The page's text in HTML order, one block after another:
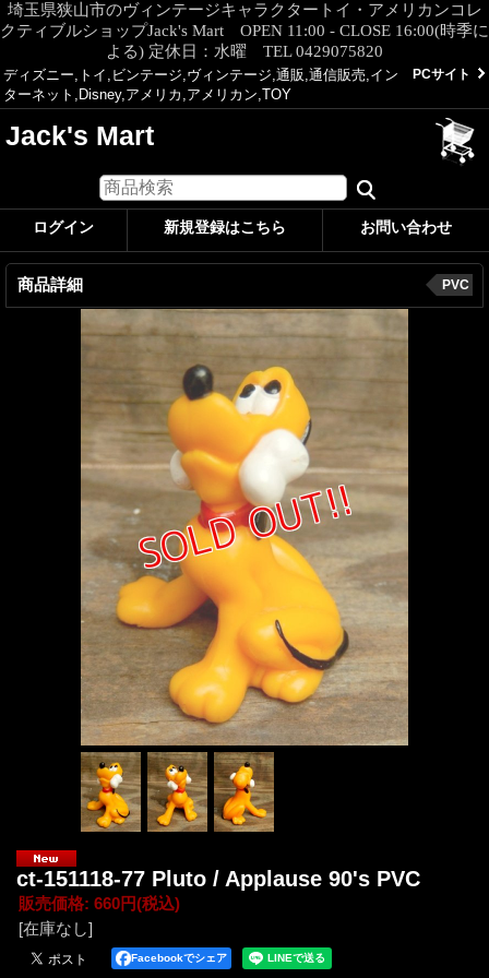
埼玉県狭山市のヴィンテージキャラクタートイ・アメリカンコレ
クティブルショップJack's Mart OPEN 11:00 - CLOSE 16:00(時季に
よる) 定休日：水曜 TEL 0429075820
ディズニー,トイ,ビンテージ,ヴィンテージ,通販,通信販売,イン
ターネット,Disney,アメリカ,アメリカン,TOY
PCサイト
Jack's Mart
ログイン 新規登録はこちら お問い合わせ
商品詳細 PVC
ct-151118-77 Pluto / Applause 90's PVC
販売価格: 660円(税込)
[在庫なし]
Facebookでシェア